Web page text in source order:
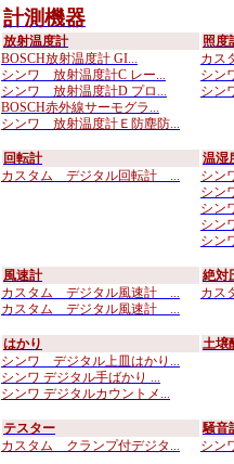
計測機器
放射温度計
BOSCH放射温度計 GI...
シンワ 放射温度計C レー...
シンワ 放射温度計D プロ...
BOSCH赤外線サーモグラ...
シンワ 放射温度計Ｅ防塵防...
照度
カス
シン
シン
回転計
カスタム デジタル回転計 ...
温湿
シン
シン
シン
シン
シン
風速計
カスタム デジタル風速計 ...
カスタム デジタル風速計 ...
絶対
カス
はかり
シンワ デジタル上皿はかり...
シンワ デジタル手ばかり ...
シンワ デジタルカウントメ...
土壌
テスター
カスタム クランプ付デジタ...
騒音
シン